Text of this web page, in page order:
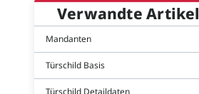
Verwandte Artikel
Mandanten
Türschild Basis
Türschild Detaildaten